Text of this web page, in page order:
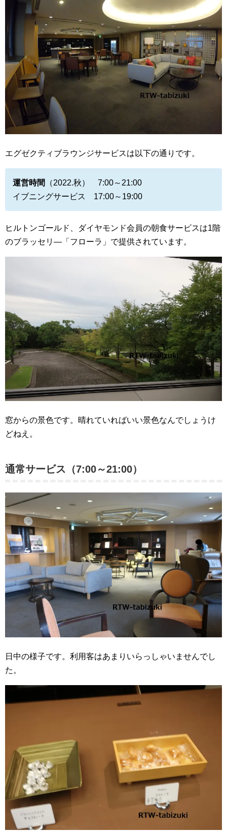
エグゼクティブラウンジサービスは以下の通りです。
運営時間
（2022.秋） 7:00～21:00
イブニングサービス 17:00～19:00
ヒルトンゴールド、ダイヤモンド会員の朝食サービスは1階
のブラッセリ―「フローラ」で提供されています。
窓からの景色です。晴れていればいい景色なんでしょうけ
どねえ。
通常サービス（7:00～21:00）
日中の様子です。利用客はあまりいらっしゃいませんでし
た。